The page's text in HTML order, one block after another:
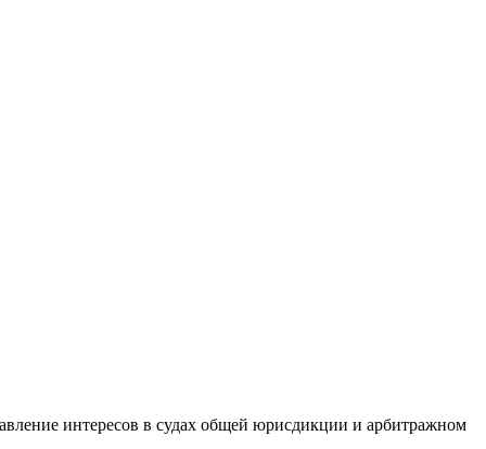
интересов в судах общей юрисдикции и арбитражном